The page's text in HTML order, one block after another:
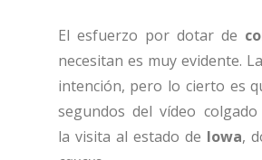
El esfuerzo por dotar de
necesitan es muy evidente.
intención, pero lo cierto es
segundos del vídeo
la visita al estado de Iowa,